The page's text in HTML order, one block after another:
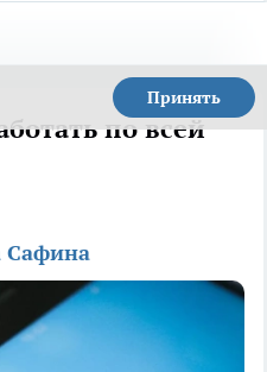
Принять
по всей